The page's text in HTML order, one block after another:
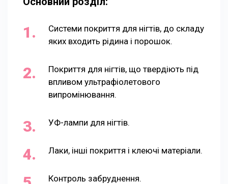
Системи покриття для нігтів, до складу
яких входить рідина і порошок.
Покриття для нігтів, що твердіють під
впливом ультрафіолетового
випромінювання.
УФ-лампи для нігтів.
Лаки, інші покриття і клеючі матеріали.
Контроль забруднення.